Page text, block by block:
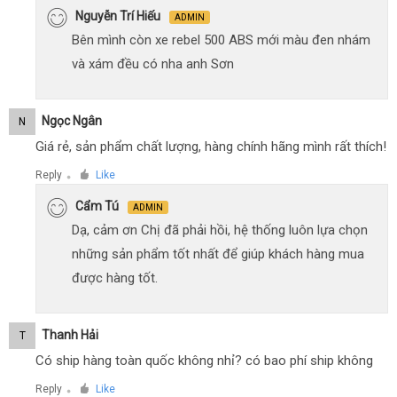
Nguyễn Trí Hiếu ADMIN
Bên mình còn xe rebel 500 ABS mới màu đen nhám
và xám đều có nha anh Sơn
N Ngọc Ngân
Giá rẻ, sản phẩm chất lượng, hàng chính hãng mình rất thích!
Reply ● Like
Cẩm Tú ADMIN
Dạ, cảm ơn Chị đã phải hồi, hệ thống luôn lựa chọn
những sản phẩm tốt nhất để giúp khách hàng mua
được hàng tốt.
T Thanh Hải
Có ship hàng toàn quốc không nhỉ? có bao phí ship không
Reply ● Like